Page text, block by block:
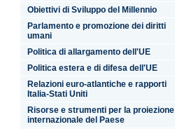
Obiettivi di Sviluppo del Millennio
Parlamento e promozione dei diritti
umani
Politica di allargamento dell'UE
Politica estera e di difesa dell'UE
Relazioni euro-atlantiche e rapporti
Italia-Stati Uniti
Risorse e strumenti per la proiezione
internazionale del Paese